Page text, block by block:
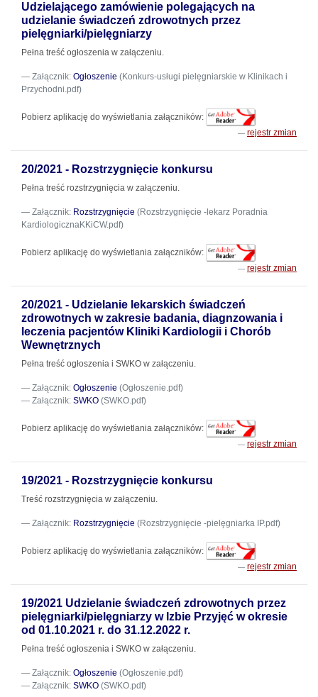
Udzielającego zamówienie polegających na
udzielanie świadczeń zdrowotnych przez
pielęgniarki/pielęgniarzy
Pełna treść ogłoszenia w załączeniu.
Załącznik: Ogłoszenie (Konkurs-usługi pielęgniarskie w Klinikach i
Przychodni.pdf)
Pobierz aplikację do wyświetlania załączników:
rejestr zmian
20/2021 - Rozstrzygnięcie konkursu
Pełna treść rozstrzygnięcia w załączeniu.
Załącznik: Rozstrzygnięcie (Rozstrzygnięcie -lekarz Poradnia
KardiologicznaKKiCW.pdf)
Pobierz aplikację do wyświetlania załączników:
rejestr zmian
20/2021 - Udzielanie lekarskich świadczeń
zdrowotnych w zakresie badania, diagnzowania i
leczenia pacjentów Kliniki Kardiologii i Chorób
Wewnętrznych
Pełna treść ogłoszenia i SWKO w załączeniu.
Załącznik: Ogłoszenie (Ogłoszenie.pdf)
Załącznik: SWKO (SWKO.pdf)
Pobierz aplikację do wyświetlania załączników:
rejestr zmian
19/2021 - Rozstrzygnięcie konkursu
Treść rozstrzygnięcia w załączeniu.
Załącznik: Rozstrzygnięcie (Rozstrzygnięcie -pielęgniarka IP.pdf)
Pobierz aplikację do wyświetlania załączników:
rejestr zmian
19/2021 Udzielanie świadczeń zdrowotnych przez
pielęgniarki/pielęgniarzy w Izbie Przyjęć w okresie
od 01.10.2021 r. do 31.12.2022 r.
Pełna treść ogłoszenia i SWKO w załączeniu.
Załącznik: Ogłoszenie (Ogłoszenie.pdf)
Załącznik: SWKO (SWKO.pdf)